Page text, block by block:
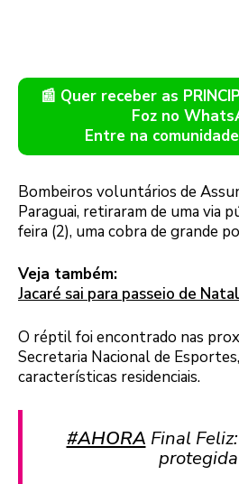
📰 Quer receber as
Foz no
Entre na
Bombeiros voluntários de
Paraguai, retiraram de uma via
feira (2), uma cobra de grande
Veja também:
Jacaré sai para passeio de
O réptil foi encontrado nas
Secretaria Nacional de
características residenciais.
#AHORA Final